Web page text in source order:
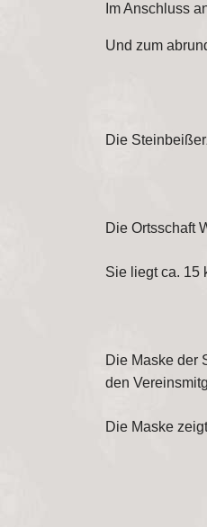
Im Anschluss
Und zum
Die
Die Ortsschaft
Sie liegt ca. 15
Die Maske der
den
Die Maske